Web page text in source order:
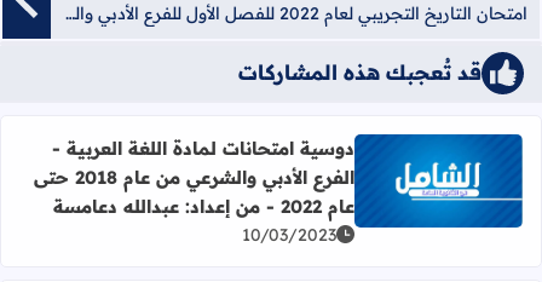
امتحان التاريخ التجريبي لعام 2022 للفصل الأول للفرع الأدبي والشرعي - مديرية نابلس
قد تُعجبك هذه المشاركات
اقرأ المزيد عن دوسية امتحانات لمادة اللغة العربية - الفرع الأدبي والشرعي من عام 2018 حتى
دوسية امتحانات لمادة اللغة العربية -
الفرع الأدبي والشرعي من عام 2018 حتى
عام 2022 - من إعداد: عبدالله دعامسة
10/03/2023